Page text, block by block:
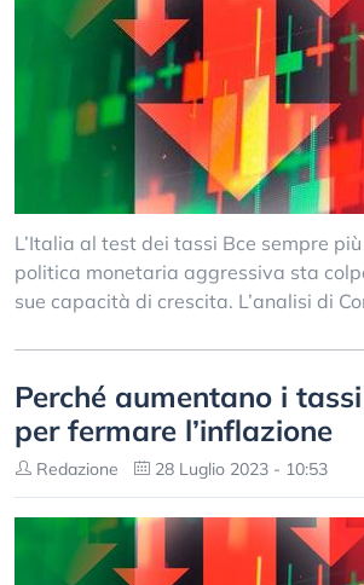
L’Italia al test dei tassi Bce sempre
politica monetaria aggressiva sta
sue capacità di crescita. L’analisi di
Perché aumentano i
per fermare l’inflazione
Redazione 28 Luglio 2023 - 10:53